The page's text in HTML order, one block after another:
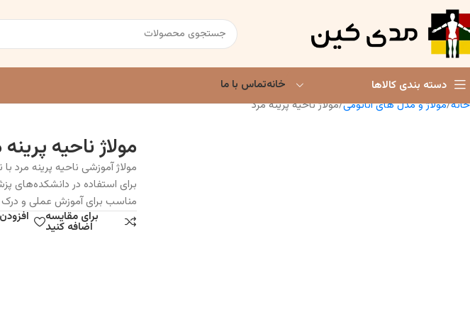
دسته بندی کالاها خانهتماس با ما
خانه مولاژ و مدل های آناتومی مولاژ ناحیه پرینه مرد
مولاژ ناحیه
مولاژ آموزشی ناحیه پرینه
برای استفاده در دانشکده‌های
مناسب برای آموزش عملی و درک
برای مقایسه
اضافه کنید